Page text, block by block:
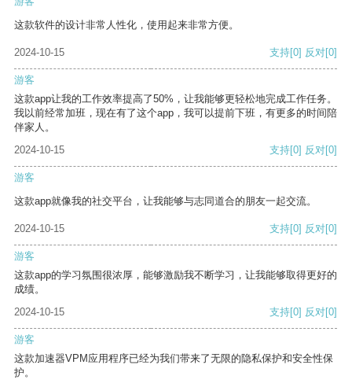
这款软件的设计非常人性化，使用起来非常方便。
2024-10-15 支持[0] 反对[0]
游客
这款app让我的工作效率提高了50%，让我能够更轻松地完成工作任务。
我以前经常加班，现在有了这个app，我可以提前下班，有更多的时间陪
伴家人。
2024-10-15
支持[0] 反对[0]
游客
这款app就像我的社交平台，让我能够与志同道合的朋友一起交流。
2024-10-15 支持[0] 反对[0]
游客
这款app的学习氛围很浓厚，能够激励我不断学习，让我能够取得更好的
成绩。
2024-10-15
支持[0] 反对[0]
游客
这款加速器VPM应用程序已经为我们带来了无限的隐私保护和安全性保
护。